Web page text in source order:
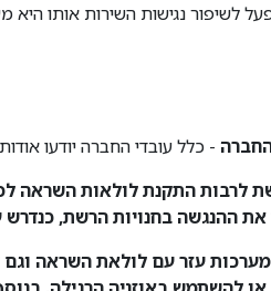
לשיפור נגישות השירות אותו היא
החברה - כלל עובדי החברה יודעו
לרבות התקנת לולאות השראה
ההנגשה בחנויות הרשת, כנדרש